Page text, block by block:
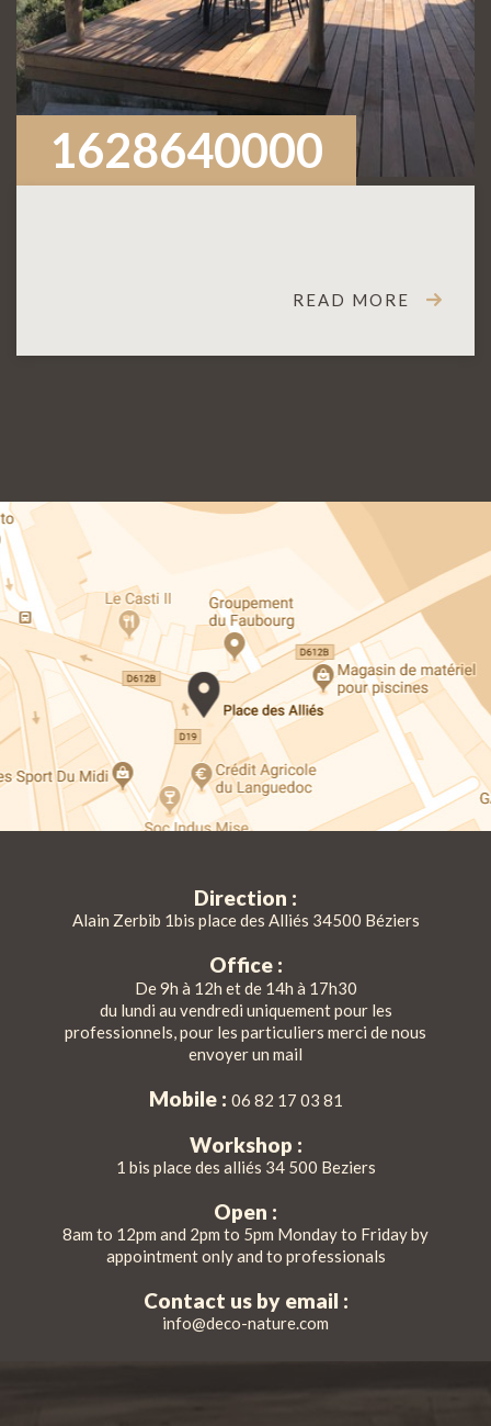
1628640000
READ MORE
Direction :
Alain Zerbib 1bis place des Alliés 34500 Béziers
Office :
De 9h à 12h et de 14h à 17h30
du lundi au vendredi uniquement pour les
professionnels, pour les particuliers merci de nous
envoyer un mail
Mobile : 06 82 17 03 81
Workshop :
1 bis place des alliés 34 500 Beziers
Open :
8am to 12pm and 2pm to 5pm Monday to Friday by
appointment only and to professionals
Contact us by email :
info@deco-nature.com